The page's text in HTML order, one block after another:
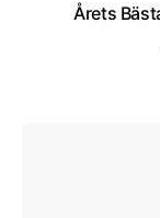
Årets